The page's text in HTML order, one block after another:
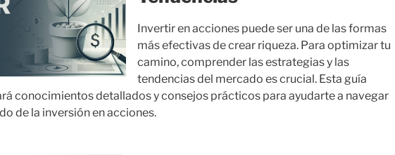
Invertir en acciones puede ser una de las formas
más efectivas de crear riqueza. Para optimizar tu
camino, comprender las estrategias y las
tendencias del mercado es crucial. Esta guía
conocimientos detallados y consejos prácticos para ayudarte a navegar
de la inversión en acciones.